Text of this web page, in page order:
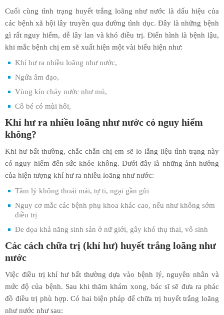
Cuối cùng tình trạng huyết trắng loãng như nước là dấu hiệu của
các bệnh xã hội lây truyền qua đường tình dục. Đây là những bệnh
gì rất nguy hiểm, dễ lây lan và khó điều trị. Điển hình là bệnh lậu,
khi mắc bệnh chị em sẽ xuất hiện một vài biểu hiện như:
Khí hư ra nhiều loãng như nước,
Ngứa âm đạo,
Vùng kín chảy nước như mủ,
Cô bé có mùi hôi,
Khí hư ra nhiều loãng như nước có nguy hiểm
không?
Khi hư bất thường, chắc chắn chị em sẽ lo lắng liệu tình trạng này
có nguy hiểm đến sức khỏe không. Dưới đây là những ảnh hưởng
của hiện tượng khí hư ra nhiều loãng như nước:
Tâm lý không thoải mái, tự ti, ngại gần gũi
Nguy cơ mắc các bệnh phụ khoa khác cao, nếu như không sớm
điều trị
Đe dọa khả năng sinh sản ở nữ giới, gây khó thụ thai, vô sinh
Các cách chữa trị (khí hư) huyết trắng loãng như
nước
Việc điều trị khí hư bất thường dựa vào bệnh lý, nguyên nhân và
mức độ của bệnh. Sau khi thăm khám xong, bác sĩ sẽ đưa ra phác
đồ điều trị phù hợp. Có hai biện pháp để chữa trị huyết trắng loãng
như nước như sau: